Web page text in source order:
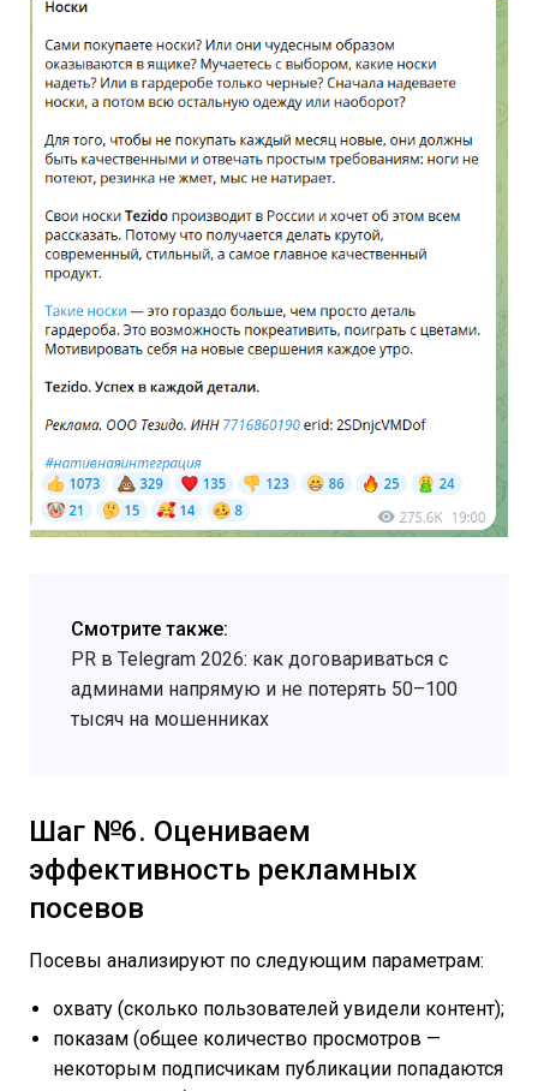
Смотрите также:
PR в Telegram 2026: как договариваться с
админами напрямую и не потерять 50–100
тысяч на мошенниках
Шаг №6. Оцениваем
эффективность рекламных
посевов
Посевы анализируют по следующим параметрам:
охвату (сколько пользователей увидели контент);
показам (общее количество просмотров —
некоторым подписчикам публикации попадаются